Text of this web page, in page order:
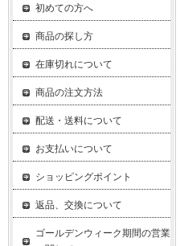
初めての方へ
商品の探し方
在庫切れについて
商品の注文方法
配送・送料について
お支払いについて
ショッピングポイント
返品、交換について
ゴールデンウィーク期間の営業